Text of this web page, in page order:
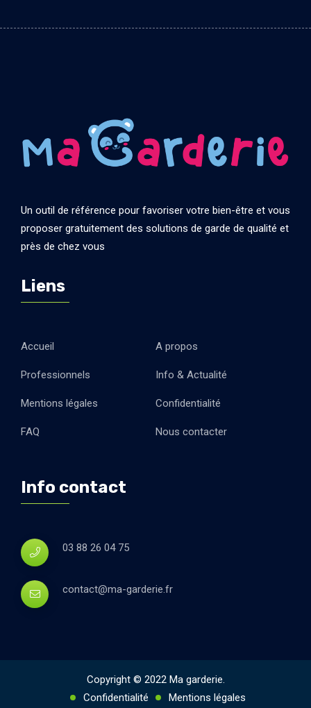
Un outil de référence pour favoriser votre bien-être et vous
proposer gratuitement des solutions de garde de qualité et
près de chez vous
Liens
Accueil A propos
Professionnels Info & Actualité
Mentions légales Confidentialité
FAQ Nous contacter
Info contact
03 88 26 04 75
contact@ma-garderie.fr
Copyright © 2022 Ma garderie.
Confidentialité
Mentions légales